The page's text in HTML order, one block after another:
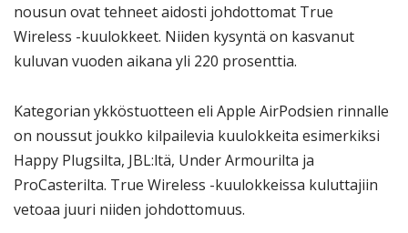
nousun ovat tehneet aidosti johdottomat True
Wireless -kuulokkeet. Niiden kysyntä on kasvanut
kuluvan vuoden aikana yli 220 prosenttia.
Kategorian ykköstuotteen eli Apple AirPodsien rinnalle
on noussut joukko kilpailevia kuulokkeita esimerkiksi
Happy Plugsilta, JBL:ltä, Under Armourilta ja
ProCasterilta. True Wireless -kuulokkeissa kuluttajiin
vetoaa juuri niiden johdottomuus.